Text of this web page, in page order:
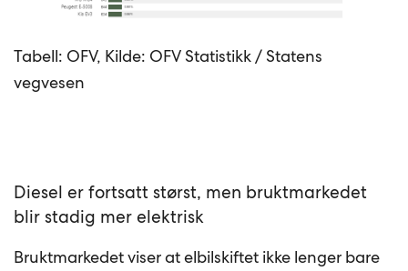
Tabell: OFV, Kilde: OFV Statistikk / Statens
vegvesen
Diesel er fortsatt størst, men bruktmarkedet
blir stadig mer elektrisk
Bruktmarkedet viser at elbilskiftet ikke lenger bare